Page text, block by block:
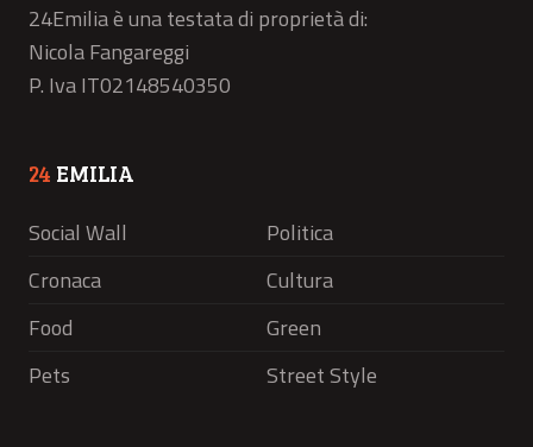
24Emilia è una testata di proprietà di:
Nicola Fangareggi
P. Iva IT02148540350
24 EMILIA
Social Wall
Politica
Cronaca
Cultura
Food
Green
Pets
Street Style